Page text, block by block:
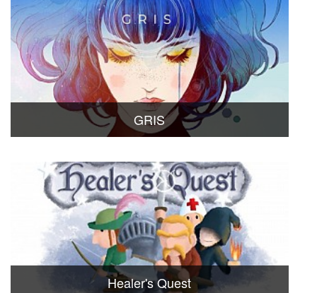
GRIS
Healer's Quest